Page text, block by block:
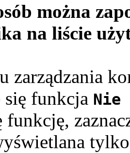
można
na liście
zarządzania
się funkcja Nie
funkcję,